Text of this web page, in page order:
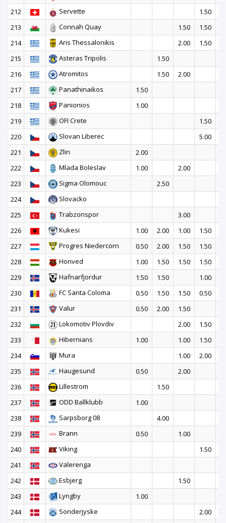
212
Servette 1.50
213
Connah Quay 1.50 1.50
214
Aris Thessalonikis 2.00 1.50
215
Asteras Tripolis
1.50
216
Atromitos 1.50
2.00
217
Panathinaikos
1.50
218
Panionios
1.00
219
OFI Crete
1.50
220
Slovan Liberec
5.00
221
Zlin
2.00
222
Mlada Boleslav 1.00
2.00
223
Sigma Olomouc
2.50
224
Slovacko
225
Trabzonspor 3.00
226
Kukesi 1.00 2.00 1.00
1.50
227
Progres Niedercorn 0.50 2.00 1.50
1.50
228
Honved 1.00 1.50 1.50
1.50
229
Hafnarfjordur 1.50 1.50 1.00
230
FC Santa Coloma 0.50 1.50 1.50 0.50
231
Valur 0.50 2.00 1.50
232
Lokomotiv Plovdiv 2.00 1.50
233
Hibernians 1.00 1.00 1.50
234
Mura 1.00 2.00
235
Haugesund 0.50
2.00
236
Lillestrom
1.50
237
ODD Ballklubb
1.00
238
Sarpsborg 08
4.00
239
Brann 0.50
1.00
240
Viking
1.50
241
Valerenga
242
Esbjerg
1.50
243
Lyngby
1.00
244
Sonderjyske
2.00